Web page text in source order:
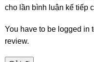
cho lần bình luận kế tiếp
You have to be logged in
review.